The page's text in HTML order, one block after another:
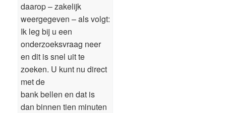
daarop – zakelijk
weergegeven – als volgt:
Ik leg bij u een
onderzoeksvraag neer
en dit is snel uit te
zoeken. U kunt nu direct
met de
bank bellen en dat is
dan binnen tien minuten